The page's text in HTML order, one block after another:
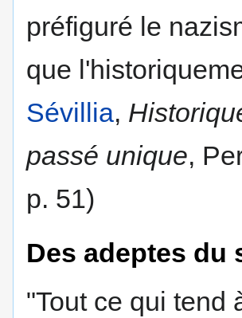
préfiguré le
que
Sévillia,
passé unique,
p. 51)
Des adeptes du
"Tout ce qui tend